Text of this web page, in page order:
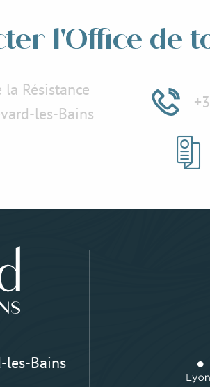
l'Office de
la Résistance
les-Bains
les-Bains